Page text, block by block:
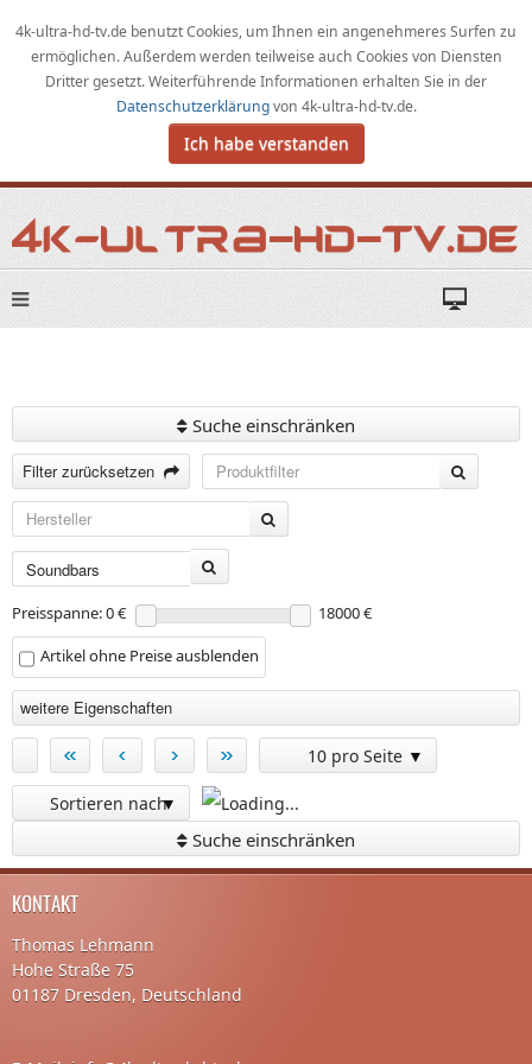
4k-ultra-hd-tv.de benutzt Cookies, umIhnen ein angenehmeres Surfen zu
ermöglichen.Außerdem werden teilweise auch Cookies von Diensten
Dritter gesetzt. Weiterführende Informationen erhalten Sie in der
Datenschutzerklärungvon 4k-ultra-hd-tv.de.
Ich habe verstanden
Suche einschränken
Filter zurücksetzen
Preisspanne: 0 €
18000 €
Artikel ohne Preise ausblenden
weitere Eigenschaften
« ‹ › » 10 pro Seite
Sortieren nach
Suche einschränken
KONTAKT
Thomas Lehmann
Hohe Straße 75
01187 Dresden, Deutschland